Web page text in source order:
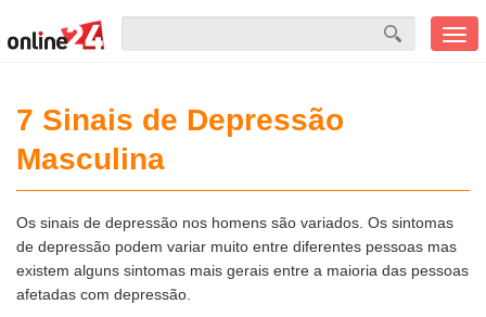
7 Sinais de Depressão
Masculina
Os sinais de depressão nos homens são variados. Os sintomas
de depressão podem variar muito entre diferentes pessoas mas
existem alguns sintomas mais gerais entre a maioria das pessoas
afetadas com depressão.